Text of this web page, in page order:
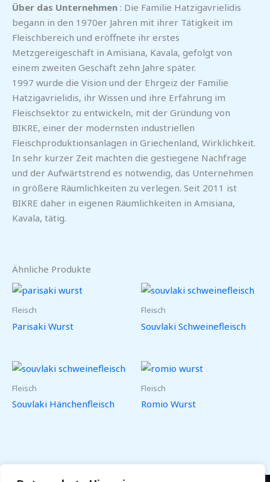
Über das Unternehmen : Die Familie Hatzigavrielidis
begann in den 1970er Jahren mit ihrer Tätigkeit im
Fleischbereich und eröffnete ihr erstes
Metzgereigeschäft in Amisiana, Kavala, gefolgt von
einem zweiten Geschäft zehn Jahre später.
1997 wurde die Vision und der Ehrgeiz der Familie
Hatzigavrielidis, ihr Wissen und ihre Erfahrung im
Fleischsektor zu entwickeln, mit der Gründung von
BIKRE, einer der modernsten industriellen
Fleischproduktionsanlagen in Griechenland, Wirklichkeit.
In sehr kurzer Zeit machten die gestiegene Nachfrage
und der Aufwärtstrend es notwendig, das Unternehmen
in größere Räumlichkeiten zu verlegen. Seit 2011 ist
BIKRE daher in eigenen Räumlichkeiten in Amisiana,
Kavala, tätig.
Ähnliche Produkte
Fleisch
Parisaki Wurst
Fleisch
Souvlaki Schweinefleisch
Fleisch
Souvlaki Hänchenfleisch
Fleisch
Romio Wurst